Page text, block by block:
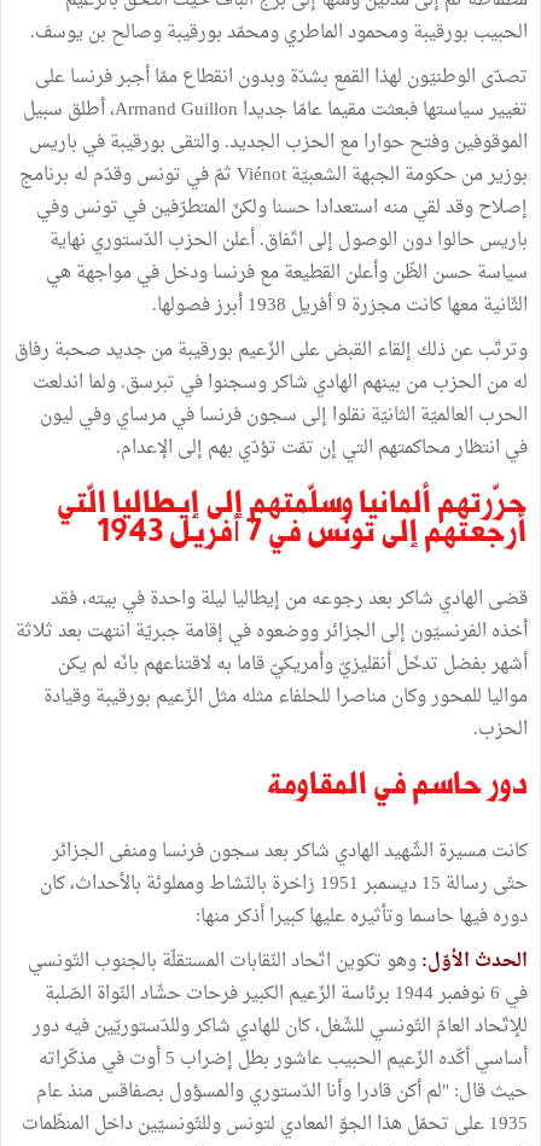
الحبيب بورقيبة ومحمود الماطري ومحمّد بورقيبة وصالح بن يوسف.
تصدّى الوطنيّون لهذا القمع بشدّة وبدون انقطاع ممّا ﺃجبر فرنسا على
تغيير سياستها فبعثت مقيما عامّا جديدا Armand Guillon، أطلق سبيل
الموقوفين وفتح حوارا مع الحزب الجديد. والتقى بورقيبة في باريس
بوزير من حكومة الجبهة الشعبيّة Viénot ثمّ في تونس وقدّم له برنامج
إصلاح وقد لقي منه استعدادا حسنا ولكنّ المتطرّفين في تونس وفي
باريس حالوا دون الوصول إلى اتّفاق. أعلن الحزب الدّستوري نهاية
سياسة حسن الظّن وﺃعلن القطيعة مع فرنسا ودخل في مواجهة هي
الثّانية معها كانت مجزرة 9 ﺃفريل 1938 أبرز فصولها.
وترتّب عن ذلك إلقاء القبض على الزّعيم بورقيبة من جديد صحبة رفاق
له من الحزب من بينهم الهادي شاكر وسجنوا في تبرسق. ولما اندلعت
الحرب العالميّة الثانيّة نقلوا إلى سجون فرنسا في مرساي وفي ليون
في انتظار محاكمتهم التي إن تمّت تؤدّي بهم إلى الإعدام.
حرّرتهم ألمانيا وسلّمتهم إلى إيطاليا الّتي
أرجعتهم إلى تونس في 7 ﺃفريل 1943
قضى الهادي شاكر بعد رجوعه من إيطاليا ليلة واحدة في بيته، فقد
ﺃخذه الفرنسيّون إلى الجزائر ووضعوه في إقامة جبريّة انتهت بعد ثلاثة
ﺃشهر بفضل تدخّل أنقليزيّ وﺃمريكيّ قاما به لاقتناعهم بانّه لم يكن
مواليا للمحور وكان مناصرا للحلفاء مثله مثل الزّعيم بورقيبة وقيادة
الحزب.
دور حاسم في المقاومة
كانت مسيرة الشّهيد الهادي شاكر بعد سجون فرنسا ومنفى الجزائر
حتّى رسالة 15 ديسمبر 1951 زاخرة بالنّشاط ومملوئة بالأحداث، كان
دوره فيها حاسما وتأثيره عليها كبيرا ﺃذكر منها:
الحدث الأوّل:وهو تكوين اتّحاد النّقابات المستقلّة بالجنوب التّونسي
في 6 نوفمبر 1944 برئاسة الزّعيم الكبير فرحات حشّاد النّواة الصّلبة
للإتّحاد العامّ التّونسي للشّغل، كان للهادي شاكر وللدّستوريّين فيه دور
أساسي أكّده الزّعيم الحبيب عاشور بطل إضراب 5 أوت في مذكّراته
حيث قال: "لم أكن قادرا وﺃنا الدّستوري والمسؤول بصفاقس منذ عام
1935 على تحمّل هذا الجوّ المعادي لتونس وللتّونسيّين داخل المنظّمات